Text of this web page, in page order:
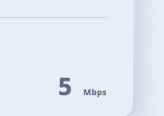
5 Mbps